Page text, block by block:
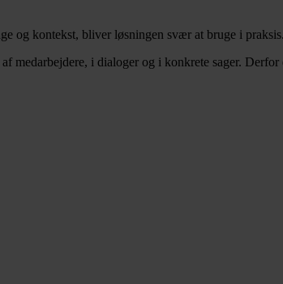
og kontekst, bliver løsningen svær at bruge i praksis.
i dialoger og i konkrete sager. Derfor